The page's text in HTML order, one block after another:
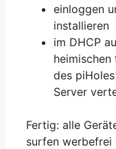
einloggen
installieren
im DHCP
des
Server
Fertig: alle
surfen werbefrei